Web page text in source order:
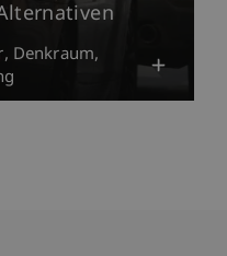
Denkraum